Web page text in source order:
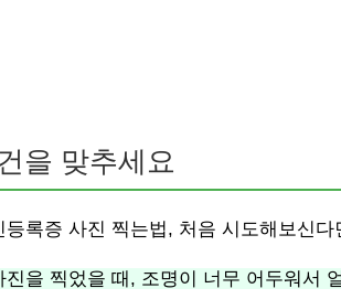
을 맞추세요
등록증 사진 찍는법, 처음 시도해보신
진을 찍었을 때, 조명이 너무 어두워서